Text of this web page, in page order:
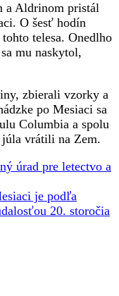
a Aldrinom pristál
O šesť hodín
telesa. Onedlho
mu naskytol,
zbierali vzorky a
po Mesiaci sa
Columbia a spolu
vrátili na Zem.
úrad pre letectvo a
je podľa
20. storočia